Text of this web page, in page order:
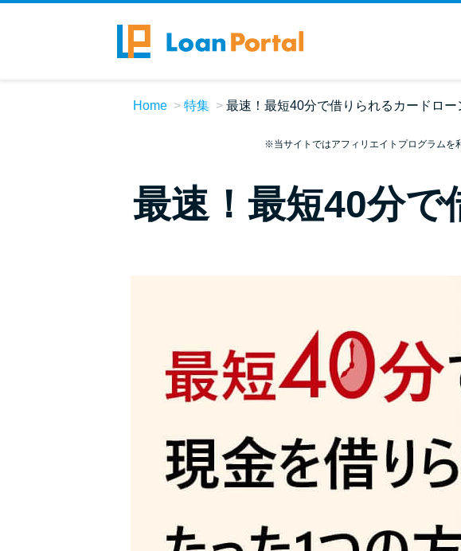
Home 特集 最速！最短40分で借りられるカードロー
※当サイトではアフィリエイトプログラムを
最速！最短40分で